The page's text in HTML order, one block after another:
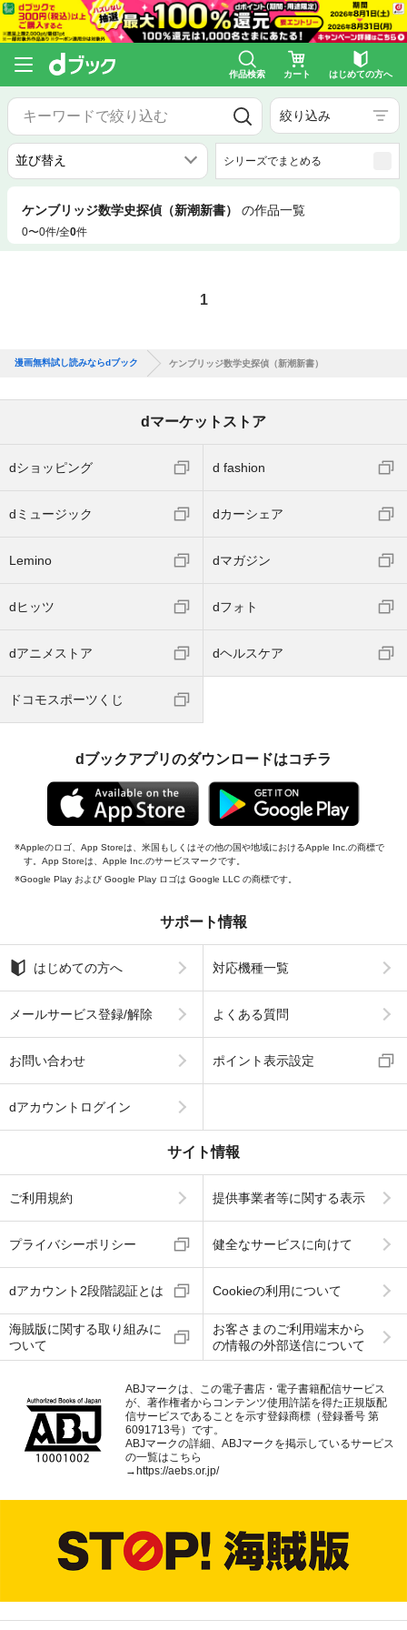
作品検索 カート はじめての方へ
絞り込み
シリーズでまとめる
ケンブリッジ数学史探偵（新潮新書） の作品一覧
0〜0件/全0件
1
漫画無料試し読みならdブック ケンブリッジ数学史探偵（新潮新書）
dマーケットストア
dショッピング d fashion
dミュージック dカーシェア
Lemino dマガジン
dヒッツ dフォト
dアニメストア dヘルスケア
ドコモスポーツくじ
dブックアプリのダウンロードはコチラ
Appleのロゴ、App Storeは、米国もしくはその他の国や地域におけるApple Inc.の商標で
す。App Storeは、Apple Inc.のサービスマークです。
Google Play および Google Play ロゴは Google LLC の商標です。
サポート情報
はじめての方へ 対応機種一覧
メールサービス登録/解除 よくある質問
お問い合わせ ポイント表示設定
dアカウントログイン
サイト情報
ご利用規約 提供事業者等に関する表示
プライバシーポリシー 健全なサービスに向けて
dアカウント2段階認証とは Cookieの利用について
海賊版に関する取り組みに
ついて
お客さまのご利用端末から
の情報の外部送信について
ABJマークは、この電子書店・電子書籍配信サービス
が、著作権者からコンテンツ使用許諾を得た正規版配
信サービスであることを示す登録商標（登録番号 第
6091713号）です。
ABJマークの詳細、ABJマークを掲示しているサービス
の一覧はこちら
→https://aebs.or.jp/